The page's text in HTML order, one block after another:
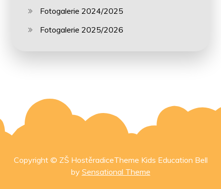
Fotogalerie 2024/2025
Fotogalerie 2025/2026
Copyright © ZŠ HostěradiceTheme Kids Education Bell
by Sensational Theme